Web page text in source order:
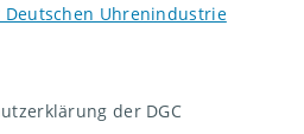
Deutschen Uhrenindustrie
der DGC